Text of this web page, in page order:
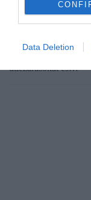
Data Deletion
Egy megbízható
forgalmi adatokkal
útlezárásokat és…